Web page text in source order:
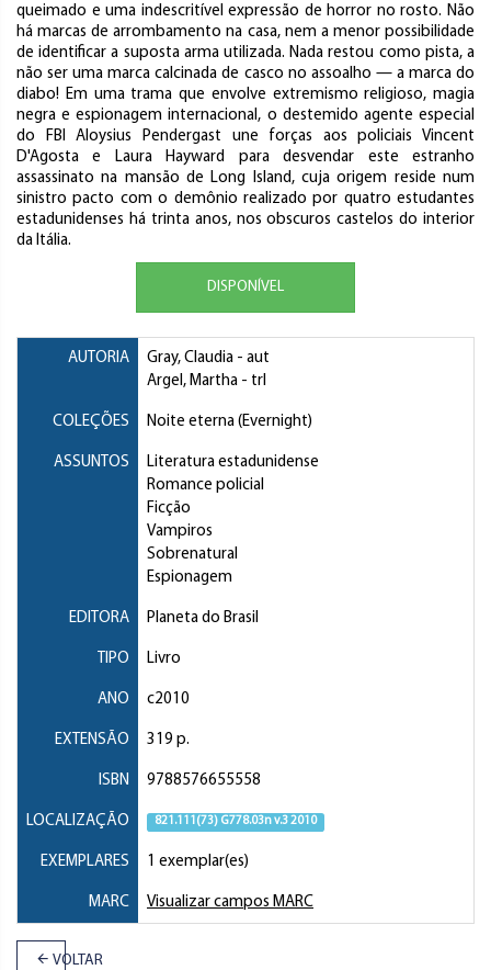
queimado e uma indescritível expressão de horror no rosto. Não
há marcas de arrombamento na casa, nem a menor possibilidade
de identificar a suposta arma utilizada. Nada restou como pista, a
não ser uma marca calcinada de casco no assoalho — a marca do
diabo! Em uma trama que envolve extremismo religioso, magia
negra e espionagem internacional, o destemido agente especial
do FBI Aloysius Pendergast une forças aos policiais Vincent
D'Agosta e Laura Hayward para desvendar este estranho
assassinato na mansão de Long Island, cuja origem reside num
sinistro pacto com o demônio realizado por quatro estudantes
estadunidenses há trinta anos, nos obscuros castelos do interior
da Itália.
DISPONÍVEL
AUTORIA Gray, Claudia - aut
Argel, Martha - trl
COLEÇÕES Noite eterna (Evernight)
ASSUNTOS
Literatura estadunidense
Romance policial
Ficção
Vampiros
Sobrenatural
Espionagem
EDITORA Planeta do Brasil
TIPO Livro
ANO c2010
EXTENSÃO 319 p.
ISBN 9788576655558
LOCALIZAÇÃO 821.111(73) G778.03n v.3 2010
EXEMPLARES 1 exemplar(es)
MARC Visualizar campos MARC
VOLTAR